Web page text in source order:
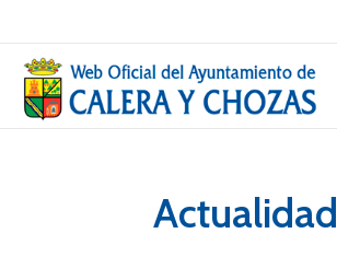
Actualidad